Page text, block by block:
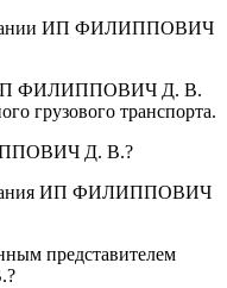
ИП ФИЛИППОВИЧ
ИП ФИЛИППОВИЧ Д. В.
грузового транспорта.
Д. В.?
ИП ФИЛИППОВИЧ
представителем
?